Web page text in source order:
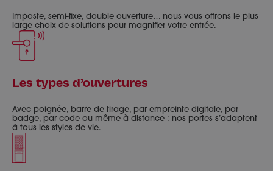
Imposte, semi-fixe, double ouverture… nous vous offrons le plus
large choix de solutions pour magnifier votre entrée.
Les types d’ouvertures
Avec poignée, barre de tirage, par empreinte digitale, par
badge, par code ou même à distance : nos portes s’adaptent
à tous les styles de vie.